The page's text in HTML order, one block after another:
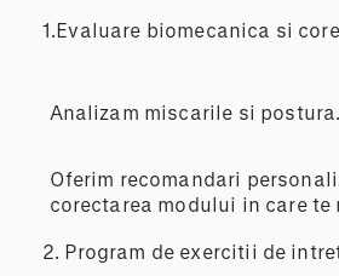
1.Evaluare biomecanica si
Analizam miscarile si postura.
Oferim recomandari
corectarea modului in care te
2. Program de exercitii de